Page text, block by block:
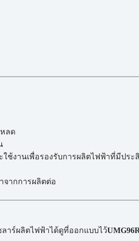
ลด
ช้งานเพื่อรองรับการผลิตไฟฟ้าที่มีประ
จากการผลิตต่อ
าร์ผลิตไฟฟ้าได้ดูที่ออกแบบไว้